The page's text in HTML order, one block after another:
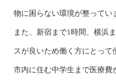
物に困らない環境が整ってい
また、新宿まで1時間、横浜
スが良いため働く方にとって
市内に住む中学生まで医療費